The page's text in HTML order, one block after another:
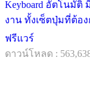
Keyboard อัตโนมั
งาน ทั้งเซ็ตปุ่มที่ต้อ
ฟรีแวร์
ดาวน์โหลด :